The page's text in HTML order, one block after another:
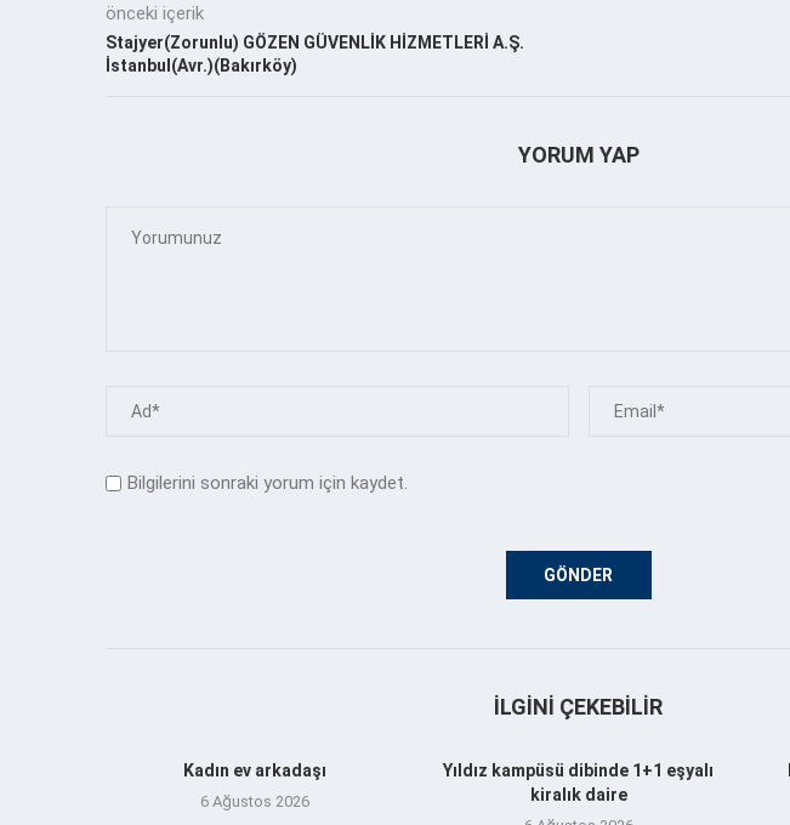
önceki içerik
Stajyer(Zorunlu) GÖZEN GÜVENLİK HİZMETLERİ A.Ş.
İstanbul(Avr.)(Bakırköy)
YORUM YAP
Bilgilerini sonraki yorum için kaydet.
İLGINI ÇEKEBILIR
Kadın ev arkadaşı
6 Ağustos 2026
Yıldız kampüsü dibinde 1+1 eşyalı
kiralık daire